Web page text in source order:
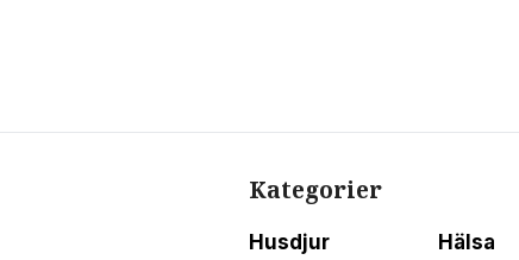
Kategorier
Husdjur Hälsa